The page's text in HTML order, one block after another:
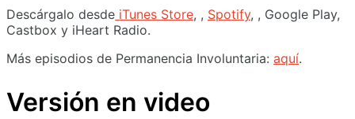
Descárgalo desde iTunes Store, , Spotify, , Google Play,
Castbox y iHeart Radio.
Más episodios de Permanencia Involuntaria: aquí.
Versión en video